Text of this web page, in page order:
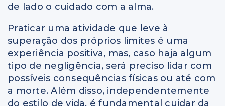
de lado o cuidado com a alma.
Praticar uma atividade que leve à
superação dos próprios limites é uma
experiência positiva, mas, caso haja algum
tipo de negligência, será preciso lidar com
possíveis consequências físicas ou até com
a morte. Além disso, independentemente
do estilo de vida, é fundamental cuidar da